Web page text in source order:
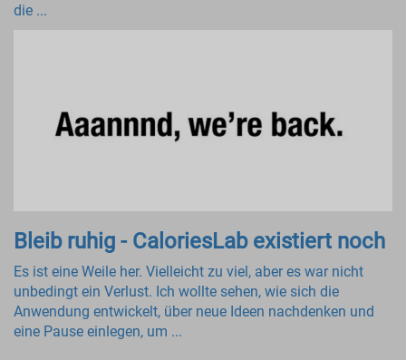
die ...
Bleib ruhig - CaloriesLab existiert noch
Es ist eine Weile her. Vielleicht zu viel, aber es war nicht
unbedingt ein Verlust. Ich wollte sehen, wie sich die
Anwendung entwickelt, über neue Ideen nachdenken und
eine Pause einlegen, um ...